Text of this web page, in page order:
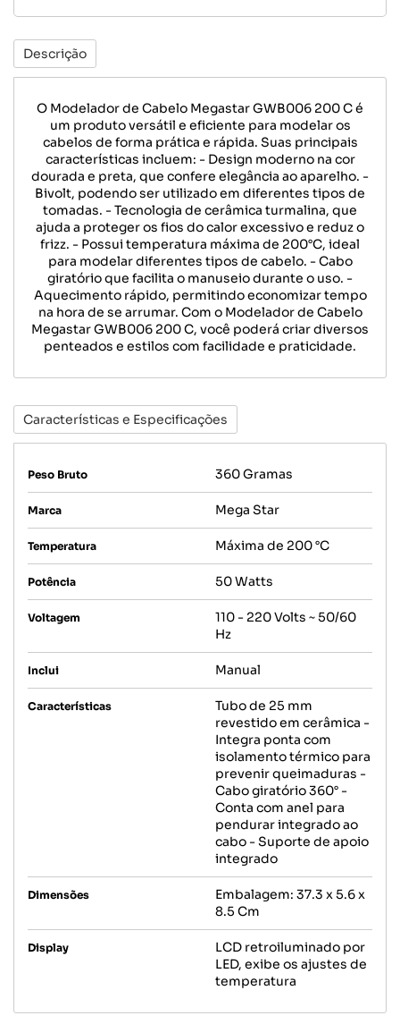
Descrição
O Modelador de Cabelo Megastar GWB006 200 C é
um produto versátil e eficiente para modelar os
cabelos de forma prática e rápida. Suas principais
características incluem: - Design moderno na cor
dourada e preta, que confere elegância ao aparelho. -
Bivolt, podendo ser utilizado em diferentes tipos de
tomadas. - Tecnologia de cerâmica turmalina, que
ajuda a proteger os fios do calor excessivo e reduz o
frizz. - Possui temperatura máxima de 200°C, ideal
para modelar diferentes tipos de cabelo. - Cabo
giratório que facilita o manuseio durante o uso. -
Aquecimento rápido, permitindo economizar tempo
na hora de se arrumar. Com o Modelador de Cabelo
Megastar GWB006 200 C, você poderá criar diversos
penteados e estilos com facilidade e praticidade.
Características e Especificações
Peso Bruto 360 Gramas
Marca Mega Star
Temperatura Máxima de 200 °C
Potência 50 Watts
Voltagem
110 - 220 Volts ~ 50/60
Hz
Inclui Manual
Características
Tubo de 25 mm
revestido em cerâmica -
Integra ponta com
isolamento térmico para
prevenir queimaduras -
Cabo giratório 360° -
Conta com anel para
pendurar integrado ao
cabo - Suporte de apoio
integrado
Dimensões
Embalagem: 37.3 x 5.6 x
8.5 Cm
Display
LCD retroiluminado por
LED, exibe os ajustes de
temperatura